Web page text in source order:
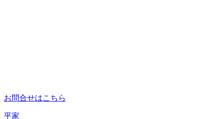
お問合せはこちら
平家